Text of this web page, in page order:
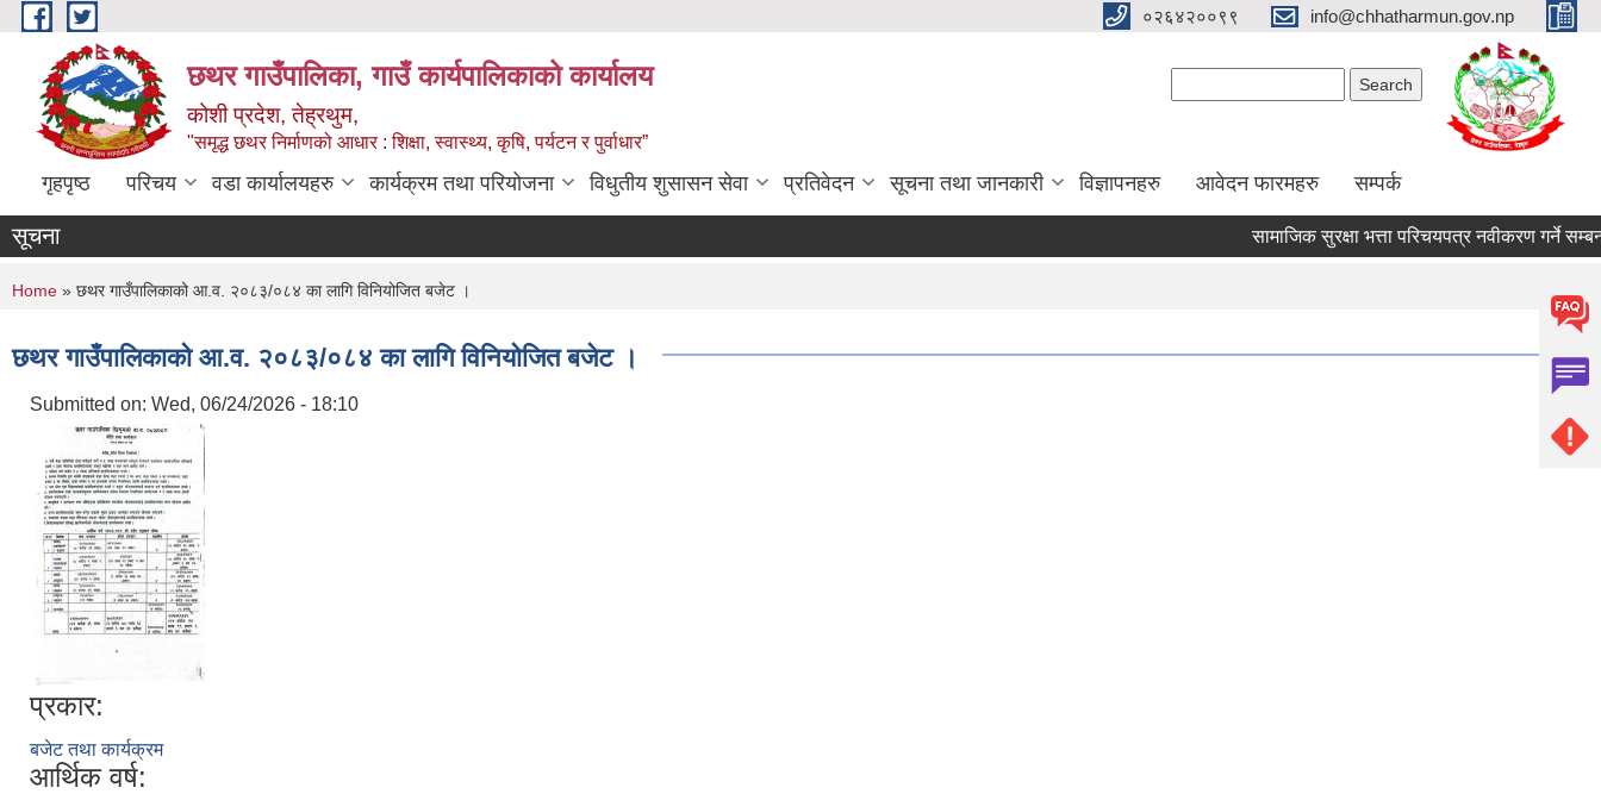
Skip to main content ०२६४२००९९ info@chhatharmun.gov.np
छथर गाउँपालिका, गाउँ कार्यपालिकाको कार्यालय
कोशी प्रदेश, तेह्रथुम,
"समृद्ध छथर निर्माणको आधार : शिक्षा, स्वास्थ्य, कृषि, पर्यटन र पुर्वाधार”
गृहपृष्ठ परिचय वडा कार्यालयहरु कार्यक्रम तथा परियोजना विधुतीय शुसासन सेवा प्रतिवेदन सूचना तथा जानकारी विज्ञापनहरु आवेदन फारमहरु सम्पर्क
सूचना सामाजिक सुरक्षा भत्ता परिचयपत्र नवीकरण गर्ने सम्बन्धी
You are here
Home » छथर गाउँपालिकाको आ.व. २०८३/०८४ का लागि विनियोजित बजेट ।
छथर गाउँपालिकाको आ.व. २०८३/०८४ का लागि विनियोजित बजेट ।
Submitted on: Wed, 06/24/2026 - 18:10
प्रकार:
बजेट तथा कार्यक्रम
आर्थिक वर्ष: